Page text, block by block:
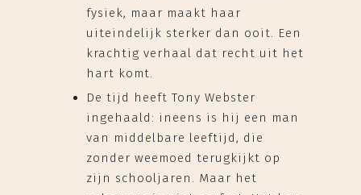
fysiek, maar maakt haar
uiteindelijk sterker dan ooit. Een
krachtig verhaal dat recht uit het
hart komt.
De tijd heeft Tony Webster
ingehaald: ineens is hij een man
van middelbare leeftijd, die
zonder weemoed terugkijkt op
zijn schooljaren. Maar het